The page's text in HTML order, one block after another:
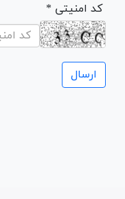
* کد امنیتی